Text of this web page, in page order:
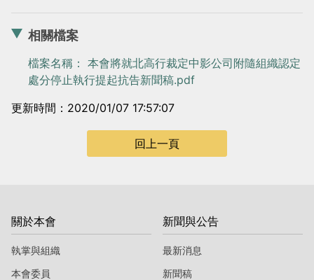
相關檔案
檔案名稱： 本會將就北高行裁定中影公司附隨組織認定
處分停止執行提起抗告新聞稿.pdf
更新時間：2020/01/07 17:57:07
回上一頁
關於本會
執掌與組織
本會委員
新聞與公告
最新消息
新聞稿